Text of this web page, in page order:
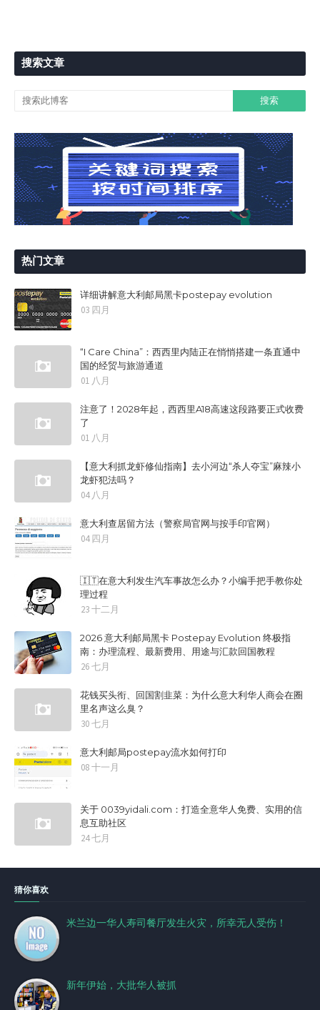
搜索文章
热门文章
详细讲解意大利邮局黑卡postepay evolution
03 四月
“I Care China”：西西里内陆正在悄悄搭建一条直通中
国的经贸与旅游通道
01 八月
注意了！2028年起，西西里A18高速这段路要正式收费
了
01 八月
【意大利抓龙虾修仙指南】去小河边“杀人夺宝”麻辣小
龙虾犯法吗？
04 八月
意大利查居留方法（警察局官网与按手印官网）
04 四月
🇮🇹在意大利发生汽车事故怎么办？小编手把手教你处
理过程
23 十二月
2026 意大利邮局黑卡 Postepay Evolution 终极指
南：办理流程、最新费用、用途与汇款回国教程
26 七月
花钱买头衔、回国割韭菜：为什么意大利华人商会在圈
里名声这么臭？
30 七月
意大利邮局postepay流水如何打印
08 十一月
关于 0039yidali.com：打造全意华人免费、实用的信
息互助社区
24 七月
猜你喜欢
米兰边一华人寿司餐厅发生火灾，所幸无人受伤！
新年伊始，大批华人被抓